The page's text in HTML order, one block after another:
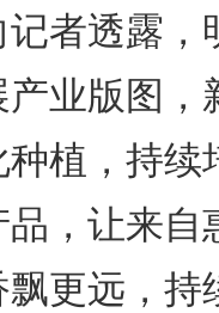
者透露，
业版图，
植，持续
，让来自
更远，持